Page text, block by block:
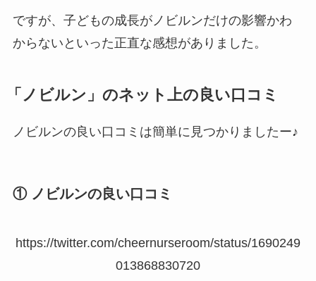
ですが、子どもの成長がノビルンだけの影響かわ
からないといった正直な感想がありました。
「ノビルン」のネット上の良い口コミ
ノビルンの良い口コミは簡単に見つかりましたー♪
① ノビルンの良い口コミ
https://twitter.com/cheernurseroom/status/1690249
013868830720